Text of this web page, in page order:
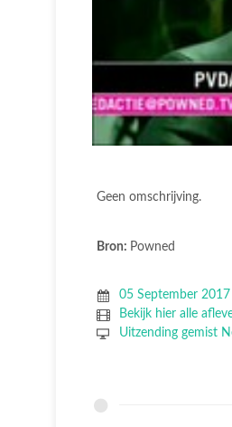
Geen omschrijving.
Bron: Powned
05 September 2017
Bekijk hier alle
Uitzending gemist